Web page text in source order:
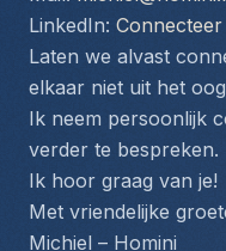
LinkedIn:
Laten we alvast
elkaar niet uit het
Ik neem persoonlijk
verder te bespreken.
Ik hoor graag van je!
Met vriendelijke
Michiel – Homini